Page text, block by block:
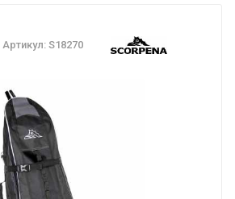
Артикул: S18270